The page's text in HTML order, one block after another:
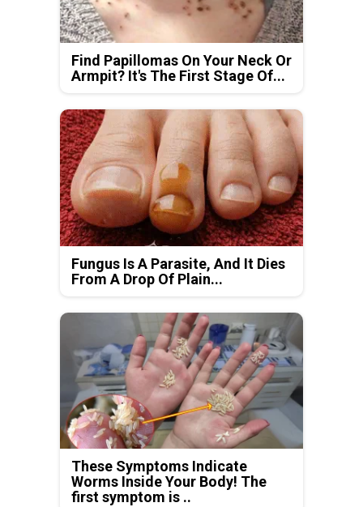
Find Papillomas On Your Neck Or
Armpit? It's The First Stage Of...
Fungus Is A Parasite, And It Dies
From A Drop Of Plain...
These Symptoms Indicate
Worms Inside Your Body! The
first symptom is ..